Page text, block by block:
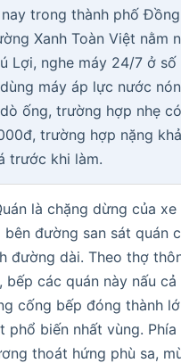
trong thành phố
Xanh Toàn Việt nằm
Lợi, nghe máy 24/7 ở số
máy áp lực nước
ống, trường hợp nhẹ
trường hợp nặng
trước khi làm.
là chặng dừng của xe
đường san sát quán
đường dài. Theo thợ
bếp các quán này nấu cả
cống bếp đóng thành
phổ biến nhất vùng. Phía
thoát hứng phù sa,